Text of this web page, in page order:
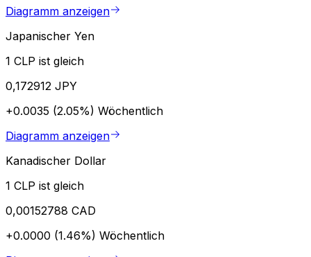
Diagramm anzeigen
Japanischer Yen
1 CLP ist gleich
0,172912 JPY
+0.0035 (2.05%) Wöchentlich
Diagramm anzeigen
Kanadischer Dollar
1 CLP ist gleich
0,00152788 CAD
+0.0000 (1.46%) Wöchentlich